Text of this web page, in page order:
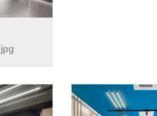
.jpg